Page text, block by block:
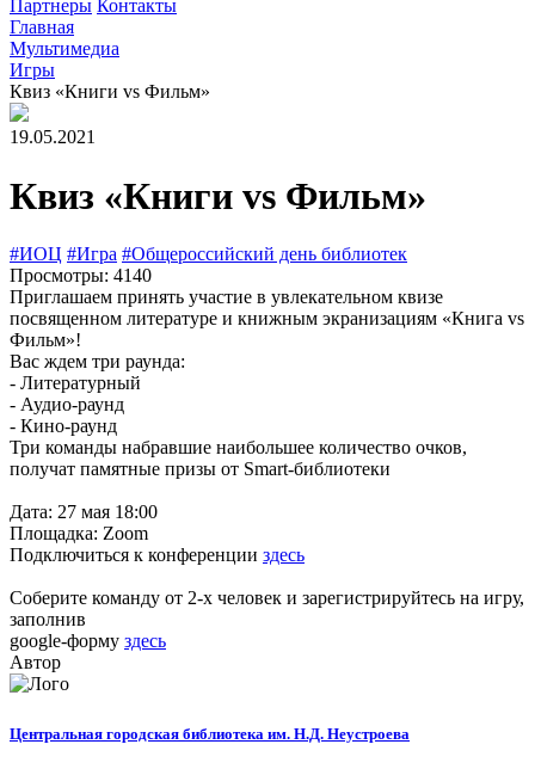
Партнеры Контакты
Главная
Мультимедиа
Игры
Квиз «Книги vs Фильм»
19.05.2021
Квиз «Книги vs Фильм»
#ИОЦ #Игра #Общероссийский день библиотек
Просмотры: 4140
Приглашаем принять участие в увлекательном квизе
посвященном литературе и книжным экранизациям «Книга vs
Фильм»!
Вас ждем три раунда:
- Литературный
- Аудио-раунд
- Кино-раунд
Три команды набравшие наибольшее количество очков,
получат памятные призы от Smart-библиотеки
Дата: 27 мая 18:00
Площадка: Zoom
Подключиться к конференции здесь
Соберите команду от 2-х человек и зарегистрируйтесь на игру,
заполнив
google-форму здесь
Автор
Центральная городская библиотека им. Н.Д. Неустроева